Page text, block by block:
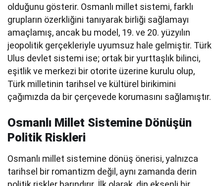
olduğunu gösterir. Osmanlı millet sistemi, farklı
grupların özerkliğini tanıyarak birliği sağlamayı
amaçlamış, ancak bu model, 19. ve 20. yüzyılın
jeopolitik gerçekleriyle uyumsuz hale gelmiştir. Türk
Ulus devlet sistemi ise; ortak bir yurttaşlık bilinci,
eşitlik ve merkezi bir otorite üzerine kurulu olup,
Türk milletinin tarihsel ve kültürel birikimini
çağımızda da bir çerçevede korumasını sağlamıştır.
Osmanlı Millet Sistemine Dönüşün
Politik Riskleri
Osmanlı millet sistemine dönüş önerisi, yalnızca
tarihsel bir romantizm değil, aynı zamanda derin